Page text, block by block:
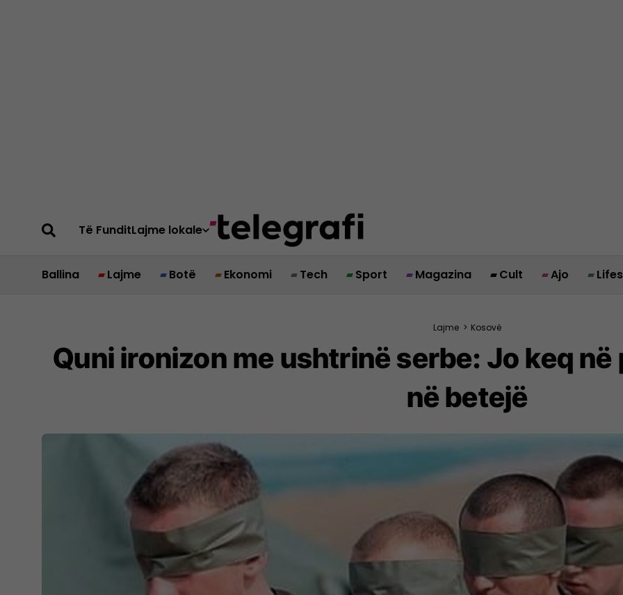
Të FunditLajme lokale
Ballina Lajme Botë Ekonomi Tech Sport Magazina Cult Ajo
Lajme > Kosovë
Quni ironizon me ushtrinë serbe: Jo keq në
në betejë